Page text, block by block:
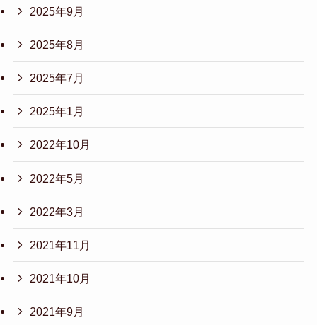
2025年9月
2025年8月
2025年7月
2025年1月
2022年10月
2022年5月
2022年3月
2021年11月
2021年10月
2021年9月